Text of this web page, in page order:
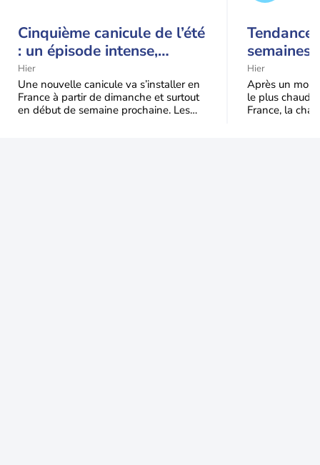
Cinquième canicule de l’été
: un épisode intense,
durable et étendu la
semaine prochaine
Hier
Une nouvelle canicule va s’installer en
France à partir de dimanche et surtout
en début de semaine prochaine. Les
Tendance
semaines
septembre
Hier
Après un
le plus chaud
France, la